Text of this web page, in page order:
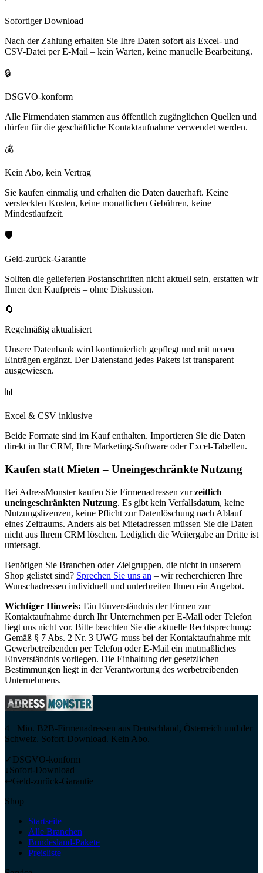
Sofortiger Download
Nach der Zahlung erhalten Sie Ihre Daten sofort als Excel- und
CSV-Datei per E-Mail – kein Warten, keine manuelle Bearbeitung.
🔒
DSGVO-konform
Alle Firmendaten stammen aus öffentlich zugänglichen Quellen und
dürfen für die geschäftliche Kontaktaufnahme verwendet werden.
💰
Kein Abo, kein Vertrag
Sie kaufen einmalig und erhalten die Daten dauerhaft. Keine
versteckten Kosten, keine monatlichen Gebühren, keine
Mindestlaufzeit.
🛡️
Geld-zurück-Garantie
Sollten die gelieferten Postanschriften nicht aktuell sein, erstatten wir
Ihnen den Kaufpreis – ohne Diskussion.
🔄
Regelmäßig aktualisiert
Unsere Datenbank wird kontinuierlich gepflegt und mit neuen
Einträgen ergänzt. Der Datenstand jedes Pakets ist transparent
ausgewiesen.
📊
Excel & CSV inklusive
Beide Formate sind im Kauf enthalten. Importieren Sie die Daten
direkt in Ihr CRM, Ihre Marketing-Software oder Excel-Tabellen.
Kaufen statt Mieten – Uneingeschränkte Nutzung
Bei AdressMonster kaufen Sie Firmenadressen zur zeitlich
uneingeschränkten Nutzung. Es gibt kein Verfallsdatum, keine
Nutzungslizenzen, keine Pflicht zur Datenlöschung nach Ablauf
eines Zeitraums. Anders als bei Mietadressen müssen Sie die Daten
nicht aus Ihrem CRM löschen. Lediglich die Weitergabe an Dritte ist
untersagt.
Benötigen Sie Branchen oder Zielgruppen, die nicht in unserem
Shop gelistet sind? Sprechen Sie uns an – wir recherchieren Ihre
Wunschadressen individuell und unterbreiten Ihnen ein Angebot.
Wichtiger Hinweis: Ein Einverständnis der Firmen zur
Kontaktaufnahme durch Ihr Unternehmen per E-Mail oder Telefon
liegt uns nicht vor. Bitte beachten Sie die aktuelle Rechtsprechung:
Gemäß § 7 Abs. 2 Nr. 3 UWG muss bei der Kontaktaufnahme mit
Gewerbetreibenden per Telefon oder E-Mail ein mutmaßliches
Einverständnis vorliegen. Die Einhaltung der gesetzlichen
Bestimmungen liegt in der Verantwortung des werbetreibenden
Unternehmens.
4+ Mio. B2B-Firmenadressen aus Deutschland, Österreich und der
Schweiz. Sofort-Download. Kein Abo.
✓ DSGVO-konform
↓Sofort-Download
↩Geld-zurück-Garantie
Shop
Startseite
Alle Branchen
Bundesland-Pakete
Preisliste